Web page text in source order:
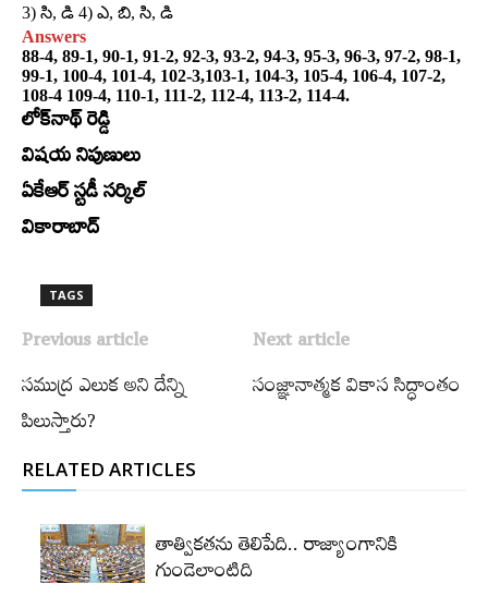
3) సి, డి 4) ఎ, బి, సి, డి
Answers
88-4, 89-1, 90-1, 91-2, 92-3, 93-2, 94-3, 95-3, 96-3, 97-2, 98-1,
99-1, 100-4, 101-4, 102-3,103-1, 104-3, 105-4, 106-4, 107-2,
108-4 109-4, 110-1, 111-2, 112-4, 113-2, 114-4.
లోక్‌నాథ్‌ రెడ్డి
విషయ నిపుణులు
ఏకేఆర్‌ స్టడీ సర్కిల్‌
వికారాబాద్‌
TAGS
Previous article
సముద్ర ఎలుక అని దేన్ని
పిలుస్తారు?
Next article
సంజ్ఞానాత్మక వికాస సిద్ధాంతం
RELATED ARTICLES
తాత్వికతను తెలిపేది.. రాజ్యాంగానికి
గుండెలాంటిది